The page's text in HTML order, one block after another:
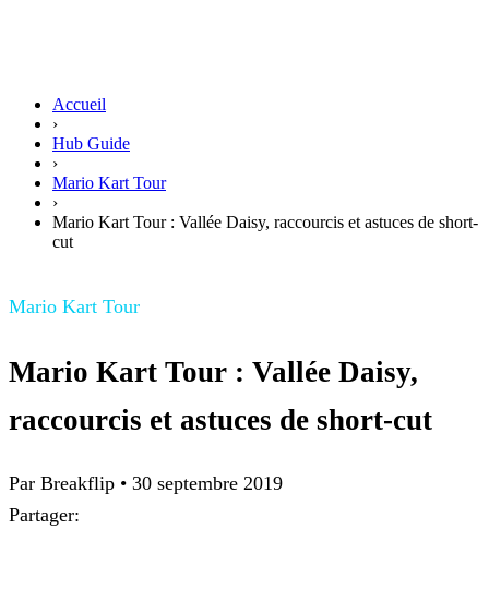
Accueil
›
Hub Guide
›
Mario Kart Tour
›
Mario Kart Tour : Vallée Daisy, raccourcis et astuces de short-
cut
Mario Kart Tour
Mario Kart Tour : Vallée Daisy,
raccourcis et astuces de short-cut
Par Breakflip • 30 septembre 2019
Partager: